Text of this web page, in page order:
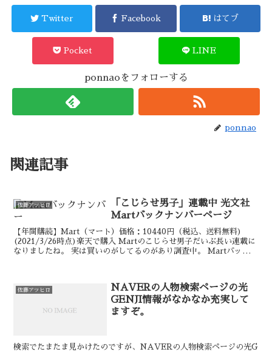
Twitter Facebook はてブ
Pocket LINE
ponnaoをフォローする
ponnao
関連記事
佐藤アツヒロ
「こじらせ男子」連載中 光文社
Martバックナンバーページ
【年間購読】Mart（マート）価格：10440円（税込、送料無料)
(2021/3/26時点)楽天で購入 Martのこじらせ男子だいぶ長い連載に
なりましたね。 実は買いのがしてるのがあり調査中。 Martバックナ
佐藤アツヒロ
NAVERの人物検索ページの光
GENJI情報がなかなか充実して
ますぞ。
検索でたまたま見かけたのですが、NAVERの人物検索ページの光G